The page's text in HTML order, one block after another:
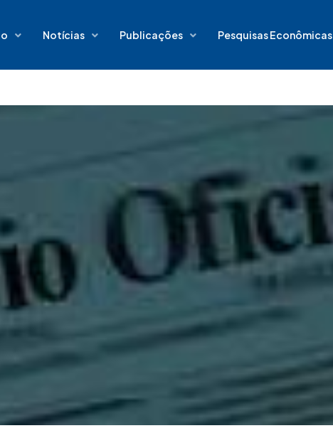
Notícias Publicações Pesquisas Econômicas